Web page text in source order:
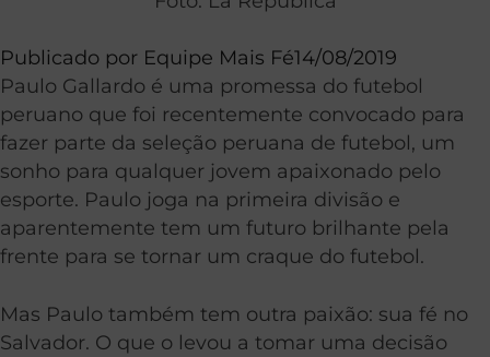
Publicado por Equipe Mais Fé14/08/2019
Paulo Gallardo é uma promessa do futebol
peruano que foi recentemente convocado para
fazer parte da seleção peruana de futebol, um
sonho para qualquer jovem apaixonado pelo
esporte. Paulo joga na primeira divisão e
aparentemente tem um futuro brilhante pela
frente para se tornar um craque do futebol.
Mas Paulo também tem outra paixão: sua fé no
Salvador. O que o levou a tomar uma decisão